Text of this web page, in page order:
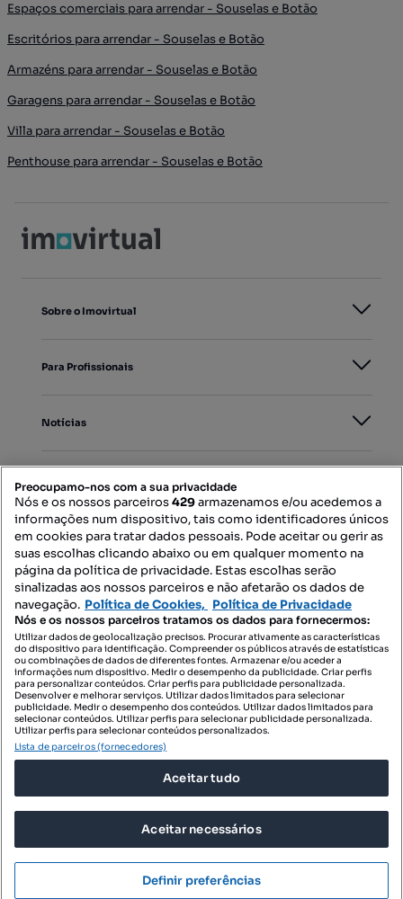
Espaços comerciais para arrendar - Souselas e Botão
Escritórios para arrendar - Souselas e Botão
Armazéns para arrendar - Souselas e Botão
Garagens para arrendar - Souselas e Botão
Villa para arrendar - Souselas e Botão
Penthouse para arrendar - Souselas e Botão
Sobre o Imovirtual
Para Profissionais
Notícias
Mapa do Site
Contacte-nos
SIGA-NOS:
DESCARREGAR NA:
© 2026 Imovirtual.com, OLX Portugal, S.A.
TERMOS DE UTILIZAÇÃO
POLÍTICA DE PRIVACIDADE
Preocupamo-nos com a sua privacidade
Nós e os nossos parceiros429armazenamos e/ou acedemos a
informações num dispositivo, tais como identificadores únicos
em cookies para tratar dados pessoais. Pode aceitar ou gerir as
suas escolhas clicando abaixo ou em qualquer momento na
página da política de privacidade. Estas escolhas serão
sinalizadas aos nossos parceiros e não afetarão os dados de
navegação. Política de Cookies, Política de Privacidade
Nós e os nossos parceiros tratamos os dados para fornecermos:
Utilizar dados de geolocalização precisos. Procurar ativamente as características
do dispositivo para identificação. Compreender os públicos através de estatísticas
ou combinações de dados de diferentes fontes. Armazenar e/ou aceder a
informações num dispositivo. Medir o desempenho da publicidade. Criar perfis
para personalizar conteúdos. Criar perfis para publicidade personalizada.
Desenvolver e melhorar serviços. Utilizar dados limitados para selecionar
publicidade. Medir o desempenho dos conteúdos. Utilizar dados limitados para
selecionar conteúdos. Utilizar perfis para selecionar publicidade personalizada.
Utilizar perfis para selecionar conteúdos personalizados.
Lista de parceiros (fornecedores)
Aceitar tudo
Aceitar necessários
Definir preferências